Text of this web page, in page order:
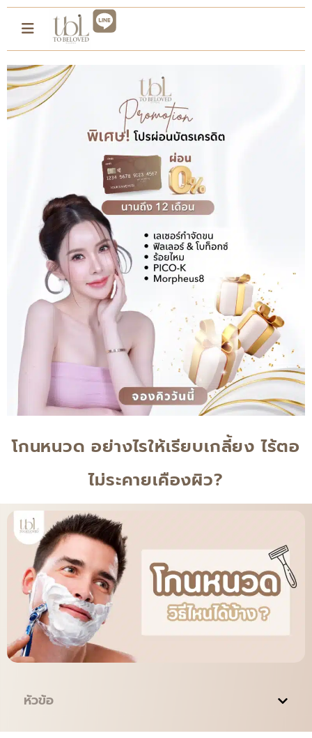
โกนหนวด อย่างไรให้เรียบเกลี้ยง ไร้ตอ
ไม่ระคายเคืองผิว?
หัวข้อ